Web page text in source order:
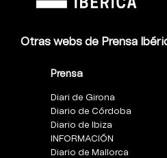
Otras webs de Prensa
Prensa
Diari de Girona
Diario de Córdoba
Diario de Ibiza
INFORMACIÓN
Diario de Mallorca